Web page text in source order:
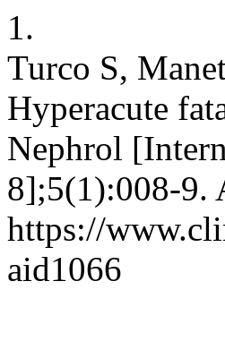
1.
Turco S,
Hyperacute
Nephrol
8];5(1):008-9.
https://
aid1066